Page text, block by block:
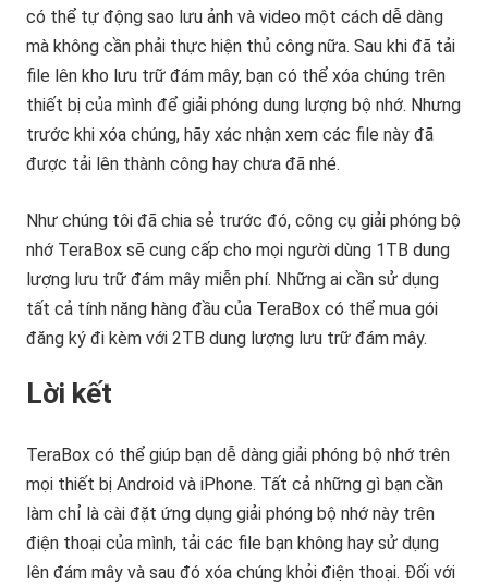
có thể tự động sao lưu ảnh và video một cách dễ dàng
mà không cần phải thực hiện thủ công nữa. Sau khi đã tải
file lên kho lưu trữ đám mây, bạn có thể xóa chúng trên
thiết bị của mình để giải phóng dung lượng bộ nhớ. Nhưng
trước khi xóa chúng, hãy xác nhận xem các file này đã
được tải lên thành công hay chưa đã nhé.
Như chúng tôi đã chia sẻ trước đó, công cụ giải phóng bộ
nhớ TeraBox sẽ cung cấp cho mọi người dùng 1TB dung
lượng lưu trữ đám mây miễn phí. Những ai cần sử dụng
tất cả tính năng hàng đầu của TeraBox có thể mua gói
đăng ký đi kèm với 2TB dung lượng lưu trữ đám mây.
Lời kết
TeraBox có thể giúp bạn dễ dàng giải phóng bộ nhớ trên
mọi thiết bị Android và iPhone. Tất cả những gì bạn cần
làm chỉ là cài đặt ứng dụng giải phóng bộ nhớ này trên
điện thoại của mình, tải các file bạn không hay sử dụng
lên đám mây và sau đó xóa chúng khỏi điện thoại. Đối với